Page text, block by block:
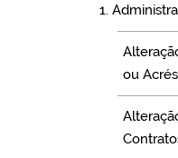
1.
ou